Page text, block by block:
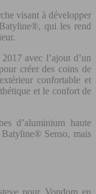
visant à développer
qui les rend
avec l’ajout d’un
créer des coins de
confortable et
et le confort de
d’aluminium haute
Senso, mais
pour Vondom en